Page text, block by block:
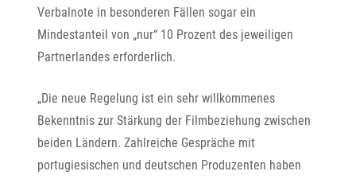
Verbalnote in besonderen Fällen sogar ein
Mindestanteil von „nur“ 10 Prozent des jeweiligen
Partnerlandes erforderlich.
„Die neue Regelung ist ein sehr willkommenes
Bekenntnis zur Stärkung der Filmbeziehung zwischen
beiden Ländern. Zahlreiche Gespräche mit
portugiesischen und deutschen Produzenten haben